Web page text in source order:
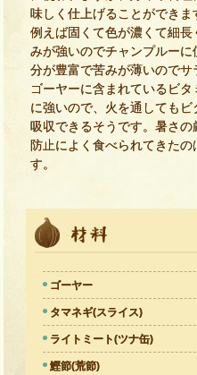
味しく仕上げることができま
例えば固くて色が濃くて細
みが強いのでチャンプルー
分が豊富で苦みが薄いのでサ
ゴーヤーに含まれているビ
に強いので、火を通しても
吸収できるそうです。暑さ
防止によく食べられてきた
す。
ゴーヤー
タマネギ(スライス)
ライトミート(ツナ缶)
鰹節(荒節)